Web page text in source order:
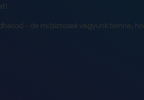
– de mi biztosak vagyunk benne,